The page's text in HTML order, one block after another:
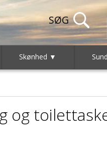
Skønhed ▼
og